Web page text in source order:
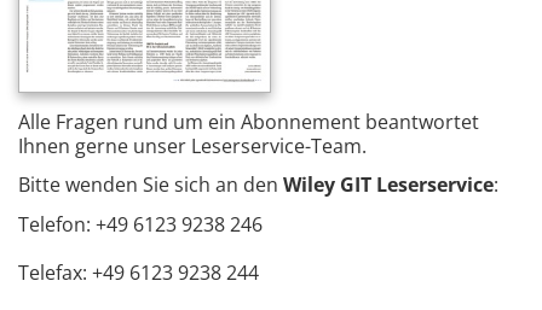
Alle Fragen rund um ein Abonnement beantwortet
Ihnen gerne unser Leserservice-Team.
Bitte wenden Sie sich an den Wiley GIT Leserservice:
Telefon: +49 6123 9238 246
Telefax: +49 6123 9238 244